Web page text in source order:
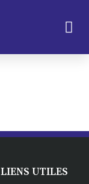
LIENS UTILES